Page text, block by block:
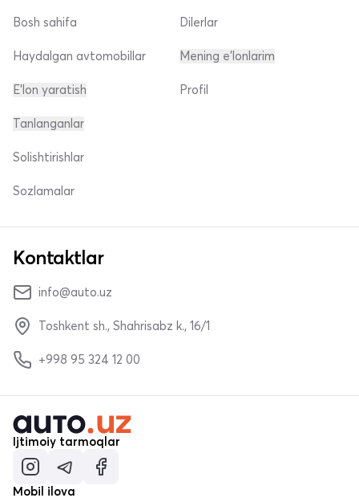
Bosh sahifa
Haydalgan avtomobillar
E'lon yaratish
Dilerlar
Mening e'lonlarim
Profil
Tanlanganlar
Solishtirishlar
Sozlamalar
Kontaktlar
info@auto.uz
Toshkent sh., Shahrisabz k., 16/1
+998 95 324 12 00
Ijtimoiy tarmoqlar
Mobil ilova